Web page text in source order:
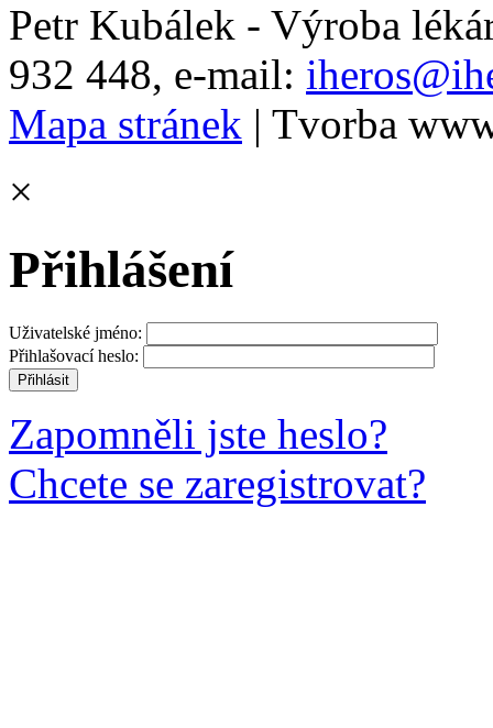
Petr Kubálek - Výroba
932 448, e-mail:
Mapa stránek | Tvorba
×
Přihlášení
Uživatelské jméno:
Přihlašovací heslo:
Zapomněli jste heslo?
Chcete se zaregistrovat?